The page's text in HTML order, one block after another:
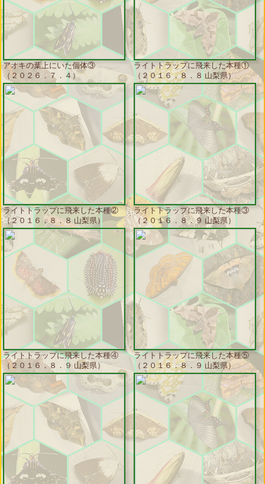
アオキの葉上にいた個体③
（２０２６．７．４）
ライトトラップに飛来した本種①
（２０１６．８．８ 山梨県）
ライトトラップに飛来した本種②
（２０１６．８．８ 山梨県）
ライトトラップに飛来した本種③
（２０１６．８．９ 山梨県）
ライトトラップに飛来した本種④
（２０１６．８．９ 山梨県）
ライトトラップに飛来した本種⑤
（２０１６．８．９ 山梨県）